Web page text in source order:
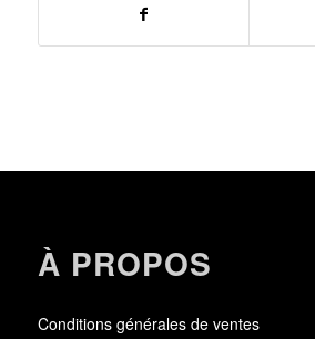
À PROPOS
Conditions générales de ventes